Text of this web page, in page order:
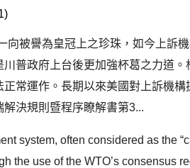
向被譽為皇冠上之珍珠，如今上訴
川普政府上台後更加強杯葛之力道
常運作。長期以來美國對上訴機
決規則暨程序瞭解書第3...
system, often considered as the
the use of the WTO’s consensus